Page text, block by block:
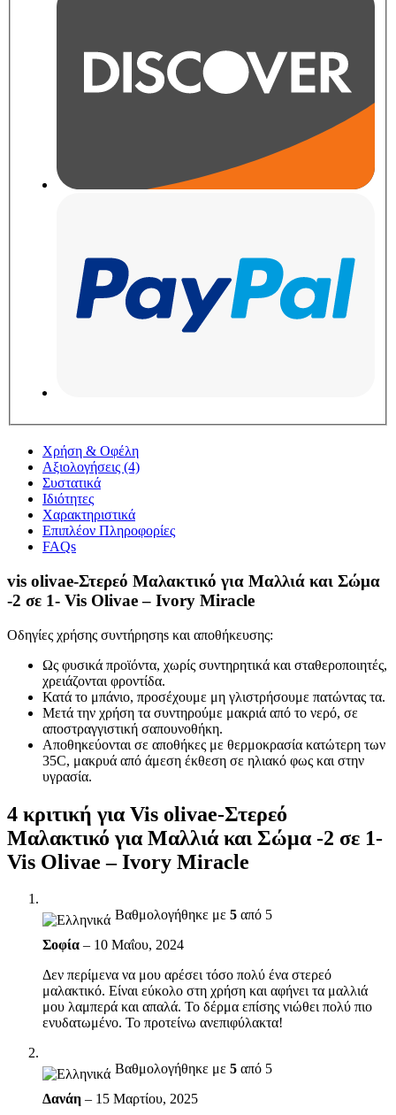
Χρήση & Οφέλη
Αξιολογήσεις (4)
Συστατικά
Ιδιότητες
Χαρακτηριστικά
Επιπλέον Πληροφορίες
FAQs
vis olivae-Στερεό Μαλακτικό για Μαλλιά και Σώμα
-2 σε 1- Vis Olivae – Ivory Miracle
Οδηγίες χρήσης συντήρησηs και αποθήκευσης:
Ως φυσικά προϊόντα, χωρίς συντηρητικά και σταθεροποιητές,
χρειάζονται φροντίδα.
Κατά το μπάνιο, προσέχουμε μη γλιστρήσουμε πατώντας τα.
Μετά την χρήση τα συντηρούμε μακριά από το νερό, σε
αποστραγγιστική σαπουνοθήκη.
Αποθηκεύονται σε αποθήκες με θερμοκρασία κατώτερη των
35C, μακρυά από άμεση έκθεση σε ηλιακό φως και στην
υγρασία.
4 κριτική γιαVis olivae-Στερεό
Μαλακτικό για Μαλλιά και Σώμα -2 σε 1-
Vis Olivae – Ivory Miracle
Βαθμολογήθηκε με 5 από 5
Σοφία – 10 Μαΐου, 2024
Δεν περίμενα να μου αρέσει τόσο πολύ ένα στερεό
μαλακτικό. Είναι εύκολο στη χρήση και αφήνει τα μαλλιά
μου λαμπερά και απαλά. Το δέρμα επίσης νιώθει πολύ πιο
ενυδατωμένο. Το προτείνω ανεπιφύλακτα!
Βαθμολογήθηκε με 5 από 5
Δανάη – 15 Μαρτίου, 2025